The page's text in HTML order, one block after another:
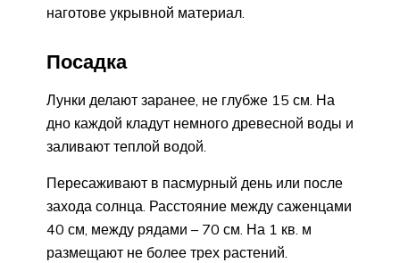
наготове укрывной материал.
Посадка
Лунки делают заранее, не глубже 15 см. На
дно каждой кладут немного древесной воды и
заливают теплой водой.
Пересаживают в пасмурный день или после
захода солнца. Расстояние между саженцами
40 см, между рядами – 70 см. На 1 кв. м
размещают не более трех растений.